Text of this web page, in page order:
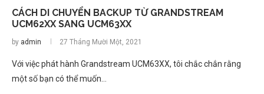
CÁCH DI CHUYỂN BACKUP TỪ GRANDSTREAM
UCM62XX SANG UCM63XX
by admin 27 Tháng Mười Một, 2021
Với việc phát hành Grandstream UCM63XX, tôi chắc chắn rằng
một số bạn có thể muốn…